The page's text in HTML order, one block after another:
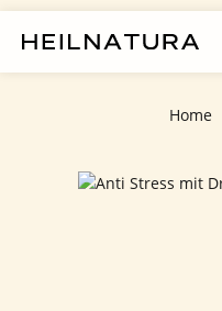
Home
Bildergalerie überspringen